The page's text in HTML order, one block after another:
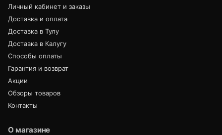
Личный кабинет и заказы
Доставка и оплата
Доставка в Тулу
Доставка в Калугу
Способы оплаты
Гарантия и возврат
Акции
Обзоры товаров
Контакты
О магазине